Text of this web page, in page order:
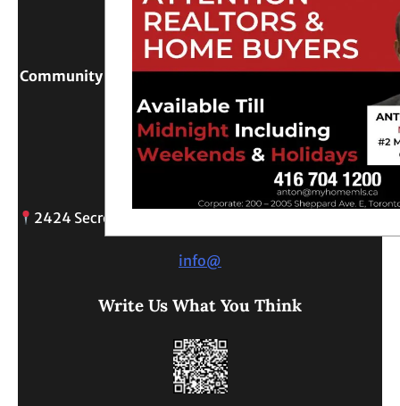
Community Digital Platform Connecting Sri Lanka &
Canada
Reach Out
2424 Secreto drive, Oshawa, ON
info@
Write Us What You Think